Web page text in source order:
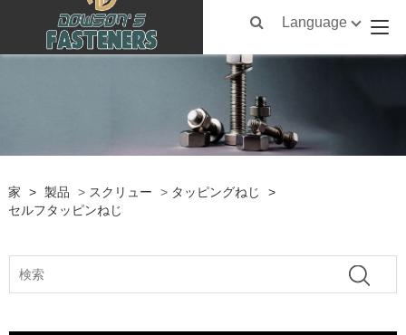
Language
家 > 製品 > スクリュー > タッピングねじ
>
セルフタッピンねじ